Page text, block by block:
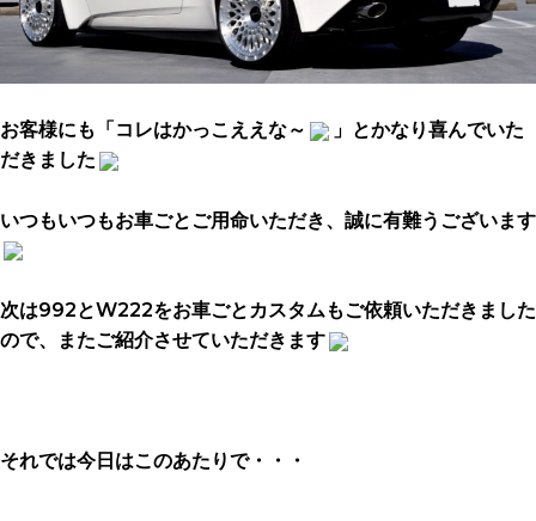
お客様にも「コレはかっこええな～
」とかなり喜んでいた
だきました
いつもいつもお車ごとご用命いただき、誠に有難うございます
次は992とW222をお車ごとカスタムもご依頼いただきました
ので、またご紹介させていただきます
それでは今日はこのあたりで・・・